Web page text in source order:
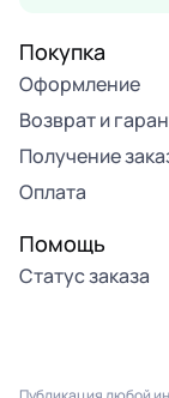
Покупка
Оформление
Возврат и
Получение
Оплата
Помощь
Статус заказа